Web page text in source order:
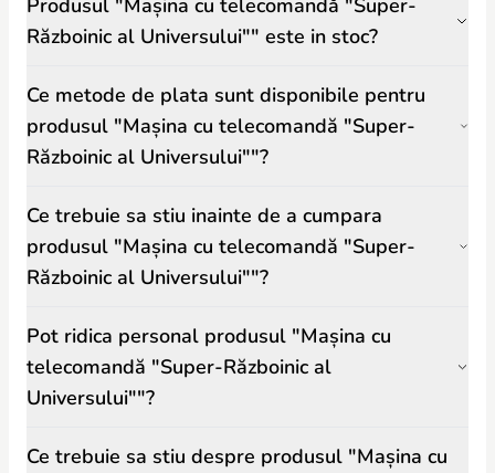
Produsul "Mașina cu telecomandă "Super-
Războinic al Universului"" este in stoc?
Ce metode de plata sunt disponibile pentru
produsul "Mașina cu telecomandă "Super-
Războinic al Universului""?
Ce trebuie sa stiu inainte de a cumpara
produsul "Mașina cu telecomandă "Super-
Războinic al Universului""?
Pot ridica personal produsul "Mașina cu
telecomandă "Super-Războinic al
Universului""?
Ce trebuie sa stiu despre produsul "Mașina cu